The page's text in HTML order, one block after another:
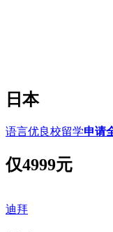
日本
语言优良校留学申请
仅4999元
迪拜